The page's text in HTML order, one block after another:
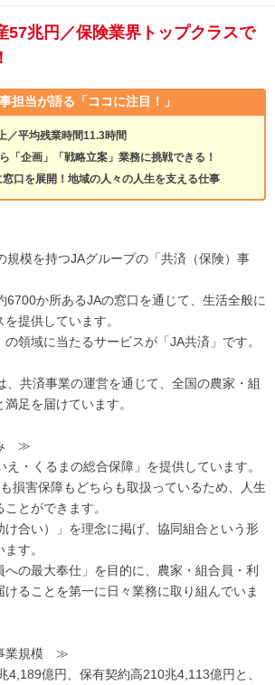
57兆円／保険業界トップクラスで
担当が語る 「ココに注目！」
／平均残業時間11.3時間
「企画」「戦略立案」業務に挑戦できる！
口を展開！地域の人々の人生を支える仕事
規模を持つJAグループの「共済（保険）事
6700か所あるJAの窓口を通じて、生活全般に
提供しています。
領域に当たるサービスが「JA共済」です。
、共済事業の運営を通じて、全国の農家・組
足を届けています。
≫
・くるまの総合保障」を提供しています。
損害保障もどちらも取扱っているため、人生
とができます。
け合い）」を理念に掲げ、協同組合という形
す。
の最大奉仕」を目的に、農家・組合員・利
けることを第一に日々業務に取り組んでいま
業規模 ≫
4,189億円、保有契約高210兆4,113億円と、